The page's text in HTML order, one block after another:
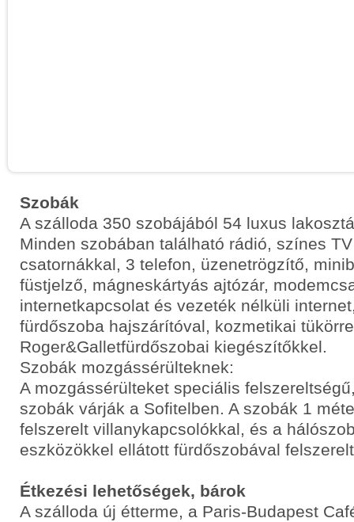
Szobák
A szálloda 350 szobájából 54 luxus
Minden szobában található rádió, színes
csatornákkal, 3 telefon, üzenetrögzítő,
füstjelző, mágneskártyás ajtózár,
internetkapcsolat és vezeték nélküli
fürdőszoba hajszárítóval, kozmetikai
Roger&Galletfürdőszobai kiegészítőkkel.
Szobák mozgássérülteknek:
A mozgássérülteket speciális
szobák várják a Sofitelben. A szobák 1
felszerelt villanykapcsolókkal, és a
eszközökkel ellátott fürdőszobával
Étkezési lehetőségek, bárok
A szálloda új étterme, a Paris-Budapest